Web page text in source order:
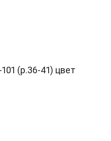
(р.36-41) цвет